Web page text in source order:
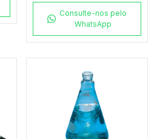
Consulte-nos pelo
WhatsApp